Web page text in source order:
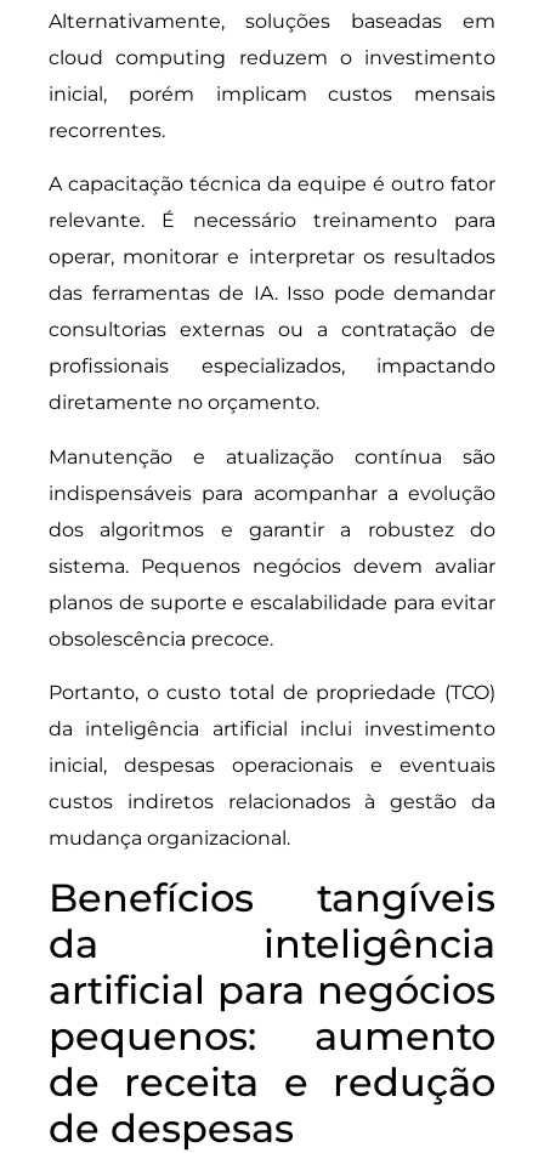
Alternativamente, soluções baseadas em
cloud computing reduzem o investimento
inicial, porém implicam custos mensais
recorrentes.
A capacitação técnica da equipe é outro fator
relevante. É necessário treinamento para
operar, monitorar e interpretar os resultados
das ferramentas de IA. Isso pode demandar
consultorias externas ou a contratação de
profissionais especializados, impactando
diretamente no orçamento.
Manutenção e atualização contínua são
indispensáveis para acompanhar a evolução
dos algoritmos e garantir a robustez do
sistema. Pequenos negócios devem avaliar
planos de suporte e escalabilidade para evitar
obsolescência precoce.
Portanto, o custo total de propriedade (TCO)
da inteligência artificial inclui investimento
inicial, despesas operacionais e eventuais
custos indiretos relacionados à gestão da
mudança organizacional.
Benefícios tangíveis
da inteligência
artificial para negócios
pequenos: aumento
de receita e redução
de despesas